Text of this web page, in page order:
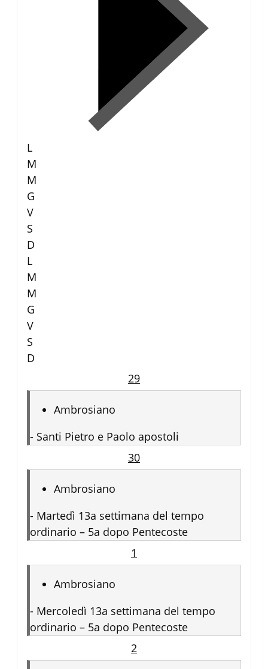
L
M
M
G
V
S
D
L
M
M
G
V
S
D
29
Ambrosiano
- Santi Pietro e Paolo apostoli
30
Ambrosiano
- Martedì 13a settimana del tempo
ordinario – 5a dopo Pentecoste
1
Ambrosiano
- Mercoledì 13a settimana del tempo
ordinario – 5a dopo Pentecoste
2